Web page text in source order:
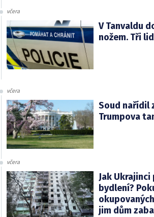
včera
V Tanvaldu
nožem. Tři
včera
Soud nařídil
Trumpova
včera
Jak Ukrajinci
bydlení?
jim dům